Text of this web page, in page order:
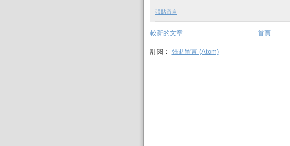
張貼留言
較新的文章 首頁
訂閱： 張貼留言 (Atom)